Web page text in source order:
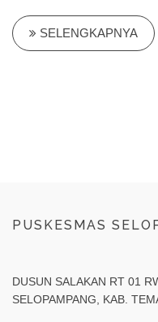
SELENGKAPNYA
PUSKESMAS
DUSUN SALAKAN RT 01
SELOPAMPANG, KAB.